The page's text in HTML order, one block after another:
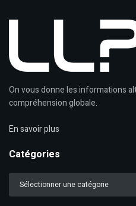
On vous donne les informations
compréhension globale.
En savoir plus
Catégories
Catégories